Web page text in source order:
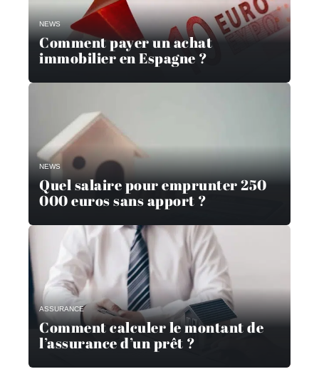
NEWS
Comment payer un achat
immobilier en Espagne ?
NEWS
Quel salaire pour emprunter 250
000 euros sans apport ?
ASSURANCE
Comment calculer le montant de
l’assurance d’un prêt ?